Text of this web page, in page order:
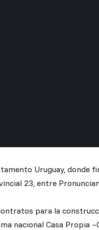
Uruguay, donde
23, entre
para la
nacional Casa Propia